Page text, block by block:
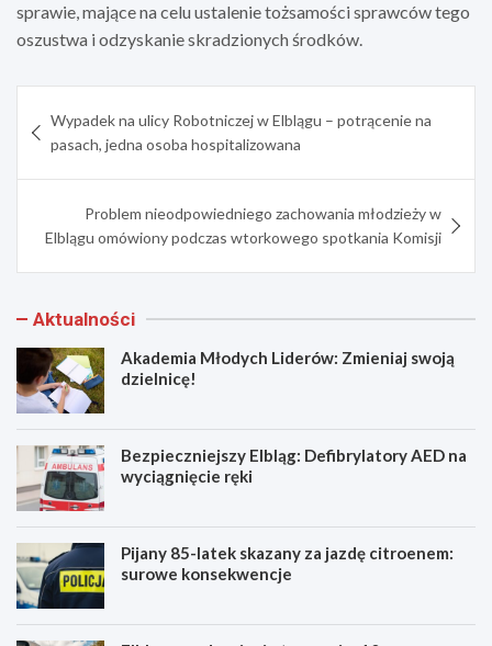
sprawie, mające na celu ustalenie tożsamości sprawców tego
oszustwa i odzyskanie skradzionych środków.
wpisu
Wypadek na ulicy Robotniczej w Elblągu – potrącenie na
pasach, jedna osoba hospitalizowana
Problem nieodpowiedniego zachowania młodzieży w
Elblągu omówiony podczas wtorkowego spotkania Komisji
Aktualności
Akademia Młodych Liderów: Zmieniaj swoją
dzielnicę!
Bezpieczniejszy Elbląg: Defibrylatory AED na
wyciągnięcie ręki
Pijany 85-latek skazany za jazdę citroenem:
surowe konsekwencje